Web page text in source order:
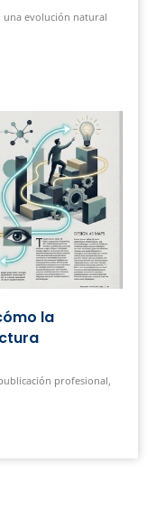
una evolución natural
la
profesional,